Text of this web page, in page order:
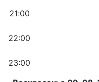
21:00
22:00
23:00